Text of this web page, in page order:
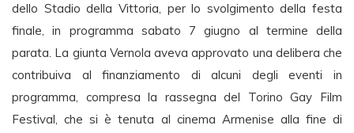
dello Stadio della Vittoria, per lo svolgimento della festa
finale, in programma sabato 7 giugno al termine della
parata. La giunta Vernola aveva approvato una delibera che
contribuiva al finanziamento di alcuni degli eventi in
programma, compresa la rassegna del Torino Gay Film
Festival, che si è tenuta al cinema Armenise alla fine di